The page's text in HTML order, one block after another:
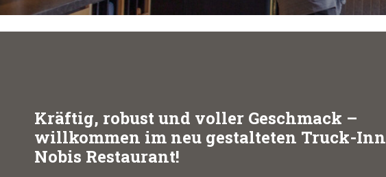
Kräftig, robust und voller Geschmack –
willkommen im neu gestalteten Truck-Inn
Nobis Restaurant!